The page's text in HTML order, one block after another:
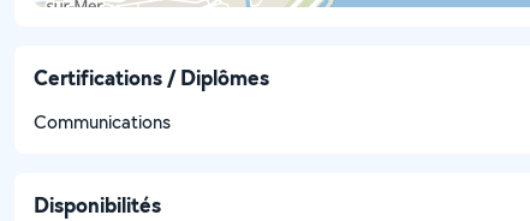
Certifications / Diplômes
Communications
Disponibilités